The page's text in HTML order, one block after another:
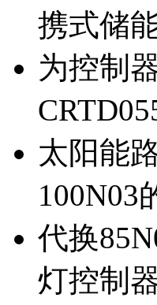
携式储
为控制
太阳能
100N03
代换
灯控制